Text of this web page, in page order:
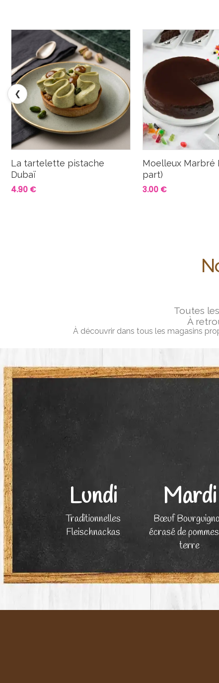
La tartelette pistache
Dubaï
4.90 €
Moelleux Marbré
part)
3.00 €
❮
Toutes
À
À découvrir dans tous les magasins
Lundi
Traditionnelles
Fleischnackas
Mardi
Bœuf
écrasé de
terre